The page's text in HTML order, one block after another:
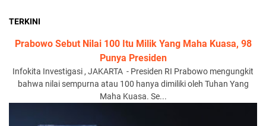
TERKINI
Prabowo Sebut Nilai 100 Itu Milik Yang Maha Kuasa, 98
Punya Presiden
Infokita Investigasi , JAKARTA - Presiden RI Prabowo mengungkit
bahwa nilai sempurna atau 100 hanya dimiliki oleh Tuhan Yang
Maha Kuasa. Se...